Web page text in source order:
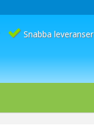
Snabba leveranser